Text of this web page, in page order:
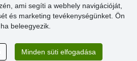
ami segíti a webhely navigációját,
és marketing tevékenységünket. Ön
beleegyezik.
Minden süti elfogadása